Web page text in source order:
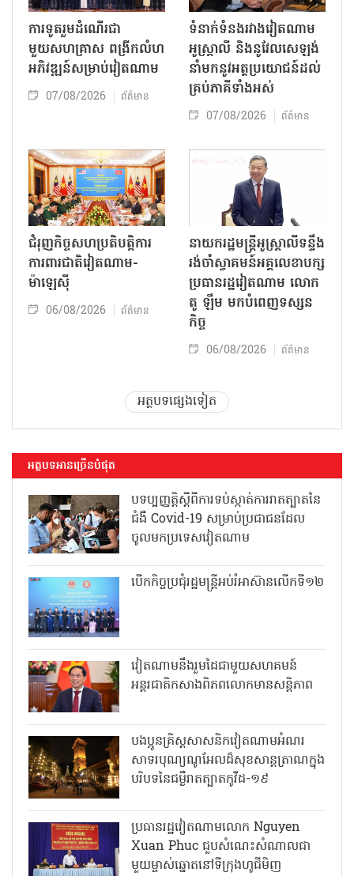
ការទូតរួមដំណើរជា
មួយសហគ្រាស ពង្រីកលំហ
អភិវឌ្ឍន៍សម្រាប់វៀតណាម
07/08/2026 ព័ត៌មាន
ទំនាក់ទំនងរវាងវៀតណាម
អូស្ត្រាលី និងនូវែលសេឡង់
នាំមកនូវអត្ថប្រយោជន៍ដល់
គ្រប់ភាគីទាំងអស់
07/08/2026 ព័ត៌មាន
ជំរុញកិច្ចសហប្រតិបត្តិការ
ការពារជាតិវៀតណាម-
ម៉ាឡេស៊ី
06/08/2026 ព័ត៌មាន
នាយករដ្ឋមន្ត្រីអូស្ត្រាលីទន្ទឹង
រង់ចាំស្វាគមន៍អគ្គលេខាបក្ស
ប្រធានរដ្ឋវៀតណាម លោក
តូ ឡឹម មកបំពេញទស្សន
កិច្ច
06/08/2026 ព័ត៌មាន
អត្ថបទផ្សេងទៀត
អត្ថបទអានច្រើនបំផុត
បទប្បញ្ញត្តិស្តីពីការទប់ស្កាត់ការរាតត្បាតនៃ
ជំងឺ Covid-19 សម្រាប់ប្រជាជនដែល
ចូលមកប្រទេសវៀតណាម
បើកកិច្ចប្រជុំរដ្ឋមន្ត្រីអប់រំអាស៊ានលើកទី១២
វៀតណាមនឹងរួមដៃជាមួយសហគមន៍
អន្តរជាតិកសាងពិភពលោកមានសន្តិភាព
បងប្អូនគ្រិស្តសាសនិកវៀតណាមអំណរ
សាទរបុណ្យណូអែលដ៏សុខសាន្តត្រាណក្នុង
បរិបទនៃជម្ងឺរាតត្បាតកូវីដ-១៩
ប្រធានរដ្ឋវៀតណាមលោក Nguyen
Xuan Phuc ជួបសំណេះសំណាលជា
មួយម្ចាស់ឆ្នោតនៅទីក្រុងហូជីមិញ